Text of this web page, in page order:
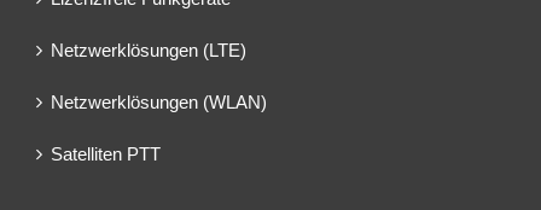
Netzwerklösungen (LTE)
Netzwerklösungen (WLAN)
Satelliten PTT